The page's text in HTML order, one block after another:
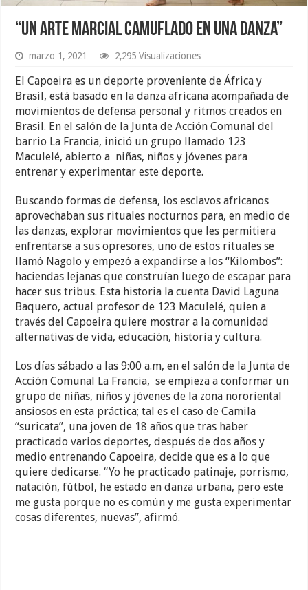
“Un arte marcial camuflado en una danza”
marzo 1, 2021 2,295 Visualizaciones
El Capoeira es un deporte proveniente de África y
Brasil, está basado en la danza africana acompañada de
movimientos de defensa personal y ritmos creados en
Brasil. En el salón de la Junta de Acción Comunal del
barrio La Francia, inició un grupo llamado 123
Maculelé, abierto a niñas, niños y jóvenes para
entrenar y experimentar este deporte.
Buscando formas de defensa, los esclavos africanos
aprovechaban sus rituales nocturnos para, en medio de
las danzas, explorar movimientos que les permitiera
enfrentarse a sus opresores, uno de estos rituales se
llamó Nagolo y empezó a expandirse a los “Kilombos”:
haciendas lejanas que construían luego de escapar para
hacer sus tribus. Esta historia la cuenta David Laguna
Baquero, actual profesor de 123 Maculelé, quien a
través del Capoeira quiere mostrar a la comunidad
alternativas de vida, educación, historia y cultura.
Los días sábado a las 9:00 a.m, en el salón de la Junta de
Acción Comunal La Francia, se empieza a conformar un
grupo de niñas, niños y jóvenes de la zona nororiental
ansiosos en esta práctica; tal es el caso de Camila
“suricata”, una joven de 18 años que tras haber
practicado varios deportes, después de dos años y
medio entrenando Capoeira, decide que es a lo que
quiere dedicarse. “Yo he practicado patinaje, porrismo,
natación, fútbol, he estado en danza urbana, pero este
me gusta porque no es común y me gusta experimentar
cosas diferentes, nuevas”, afirmó.